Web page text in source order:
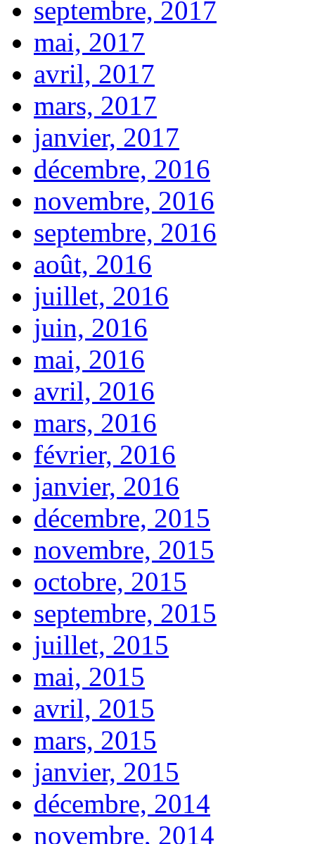
septembre, 2017
mai, 2017
avril, 2017
mars, 2017
janvier, 2017
décembre, 2016
novembre, 2016
septembre, 2016
août, 2016
juillet, 2016
juin, 2016
mai, 2016
avril, 2016
mars, 2016
février, 2016
janvier, 2016
décembre, 2015
novembre, 2015
octobre, 2015
septembre, 2015
juillet, 2015
mai, 2015
avril, 2015
mars, 2015
janvier, 2015
décembre, 2014
novembre, 2014